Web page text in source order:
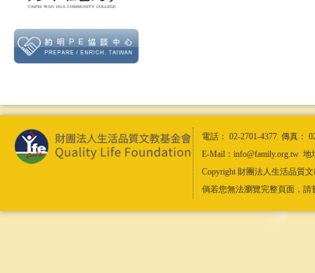
電話： 02-2701-4377 傳真：
E-Mail：info@family.org.tw
Copyright 財團法人生活品質
倘若您無法瀏覽完整頁面，